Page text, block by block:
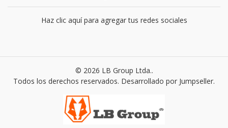
Haz clic aquí para agregar tus redes sociales
© 2026 LB Group Ltda..
Todos los derechos reservados. Desarrollado por Jumpseller.